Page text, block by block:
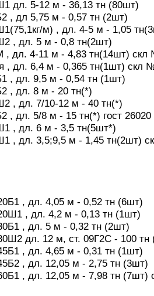
дл. 5-12 м - 36,13 тн (80шт)
, дл 5,75 м - 0,57 тн (2шт)
м) , дл. 4-5 м - 1,05
, дл. 5 м - 0,8 тн(2шт)
, дл. 4-11 м - 4,83 тн(14шт)
, дл. 6,4 м - 0,365 тн(1шт) скл
, дл. 9,5 м - 0,54 тн (1шт)
, дл. 8 м - 20 тн(*)
, дл. 7/10-12 м - 40 тн(*)
, дл. 5/8 м - 15 тн(*) гост 26020
, дл. 6 м - 3,5 тн(5шт*)
, дл. 3,5;9,5 м - 1,45 тн(2шт)
, дл. 4,05 м - 0,52 тн (6шт)
, дл. 4,2 м - 0,13 тн (1шт)
, дл. 5 м - 0,32 тн (2шт)
дл. 12 м, ст. 09Г2С - 100 тн
, дл. 4,65 м - 0,31 тн (1шт)
, дл. 12,05 м - 2,75 тн (3шт)
, дл. 12,05 м - 7,98 тн (7шт)